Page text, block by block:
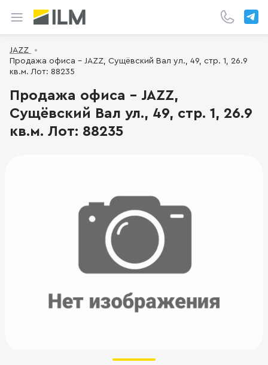
JAZZ
Продажа офиса - JAZZ, Сущёвский Вал ул., 49, стр. 1, 26.9
кв.м. Лот: 88235
Продажа офиса - JAZZ,
Сущёвский Вал ул., 49, стр. 1, 26.9
кв.м. Лот: 88235